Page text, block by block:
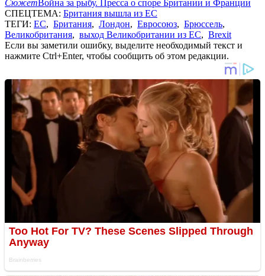
Сюжет Война за рыбу. Пресса о споре Британии и Франции
СПЕЦТЕМА: Британия вышла из ЕС
ТЕГИ: ЕС, Британия, Лондон, Евросоюз, Брюссель,
Великобритания, выход Великобритании из ЕС, Brexit
Если вы заметили ошибку, выделите необходимый текст и
нажмите Ctrl+Enter, чтобы сообщить об этом редакции.